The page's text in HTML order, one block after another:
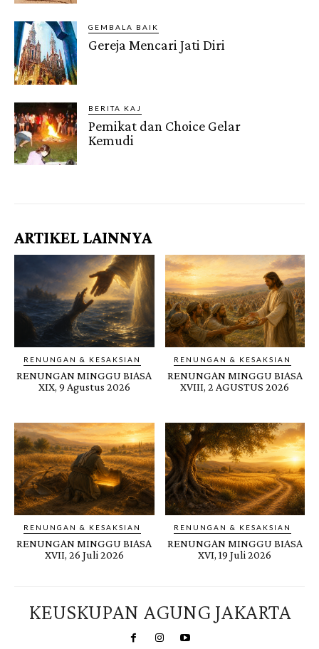
GEMBALA BAIK
Gereja Mencari Jati Diri
BERITA KAJ
Pemikat dan Choice Gelar
Kemudi
Gendis.ID
ARTIKEL LAINNYA
RENUNGAN & KESAKSIAN
RENUNGAN MINGGU BIASA
XIX, 9 Agustus 2026
RENUNGAN & KESAKSIAN
RENUNGAN MINGGU BIASA
XVIII, 2 AGUSTUS 2026
RENUNGAN & KESAKSIAN
RENUNGAN MINGGU BIASA
XVII, 26 Juli 2026
RENUNGAN & KESAKSIAN
RENUNGAN MINGGU BIASA
XVI, 19 Juli 2026
KEUSKUPAN AGUNG JAKARTA